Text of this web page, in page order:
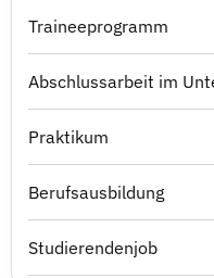
Traineeprogramm
Abschlussarbeit im
Praktikum
Berufsausbildung
Studierendenjob